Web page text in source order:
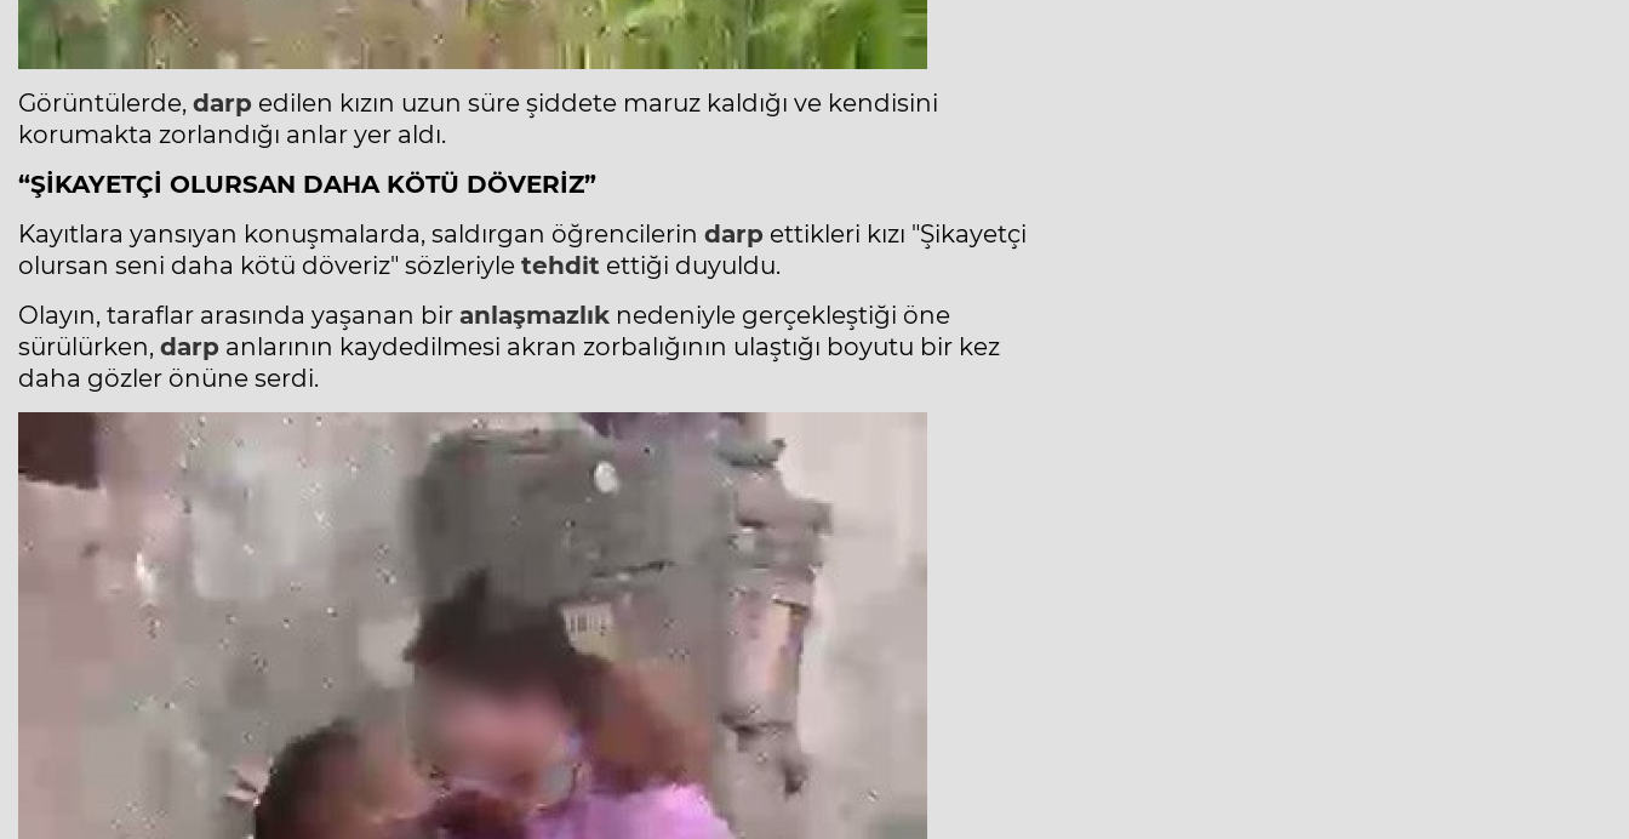
Görüntülerde, darp edilen kızın uzun süre şiddete maruz kaldığı ve kendisini
korumakta zorlandığı anlar yer aldı.
“ŞİKAYETÇİ OLURSAN DAHA KÖTÜ DÖVERİZ”
Kayıtlara yansıyan konuşmalarda, saldırgan öğrencilerin darp ettikleri kızı "Şikayetçi
olursan seni daha kötü döveriz" sözleriyle tehdit ettiği duyuldu.
Olayın, taraflar arasında yaşanan bir anlaşmazlık nedeniyle gerçekleştiği öne
sürülürken, darp anlarının kaydedilmesi akran zorbalığının ulaştığı boyutu bir kez
daha gözler önüne serdi.